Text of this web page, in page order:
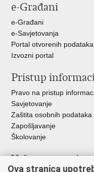
e-Građani
e-Građani
e-Savjetovanja
Portal otvorenih
Izvozni portal
Pristup
Pravo na pristup
Savjetovanje
Zaštita osobnih podataka
Zapošljavanje
Školovanje
Važne poveznice
Ova stranica